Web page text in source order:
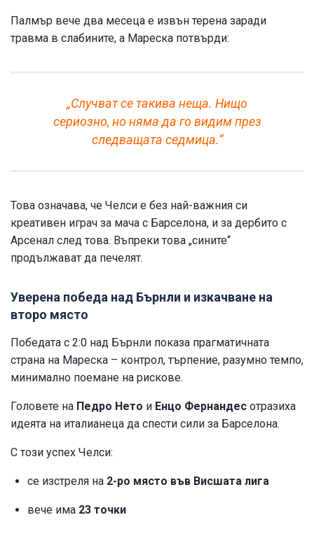
Палмър вече два месеца е извън терена заради
травма в слабините, а Мареска потвърди:
„Случват се такива неща. Нищо
сериозно, но няма да го видим през
следващата седмица.“
Това означава, че Челси е без най-важния си
креативен играч за мача с Барселона, и за дербито с
Арсенал след това. Въпреки това „сините“
продължават да печелят.
Уверена победа над Бърнли и изкачване на
второ място
Победата с 2:0 над Бърнли показа прагматичната
страна на Мареска – контрол, търпение, разумно темпо,
минимално поемане на рискове.
Головете на Педро Нето и Енцо Фернандес отразиха
идеята на италианеца да спести сили за Барселона.
С този успех Челси:
се изстреля на 2-ро място във Висшата лига
вече има 23 точки